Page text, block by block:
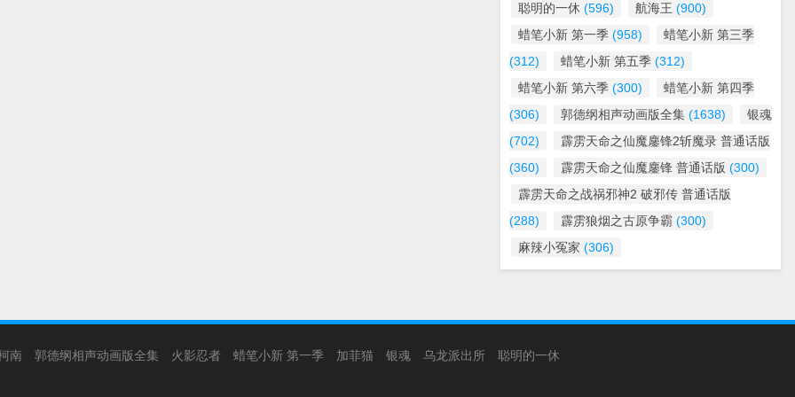
聪明的一休 (596) 航海王 (900)
蜡笔小新 第一季 (958)
蜡笔小新 第三季
(312)
蜡笔小新 第五季 (312)
蜡笔小新 第六季 (300)
蜡笔小新 第四季
(306)
郭德纲相声动画版全集 (1638)
银魂
(702)
霹雳天命之仙魔鏖锋2斩魔录 普通话版
(360)
霹雳天命之仙魔鏖锋 普通话版 (300)
霹雳天命之战祸邪神2 破邪传 普通话版
(288)
霹雳狼烟之古原争霸 (300)
麻辣小冤家 (306)
南 郭德纲相声动画版全集 火影忍者 蜡笔小新 第一季 加菲猫 银魂 乌龙派出所 聪明的一休